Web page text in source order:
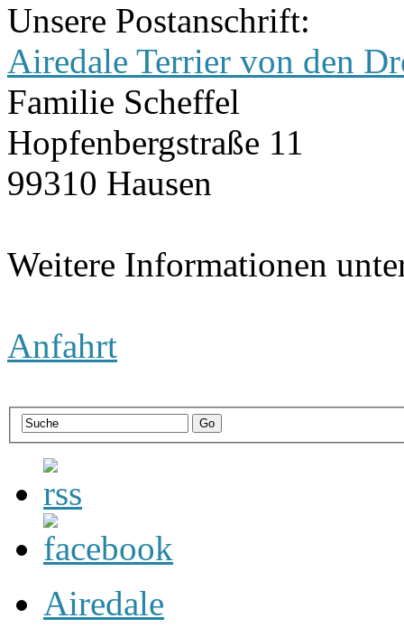
Unsere Postanschrift:
Airedale Terrier von den
Familie Scheffel
Hopfenbergstraße 11
99310 Hausen
Weitere Informationen
Anfahrt
Airedale